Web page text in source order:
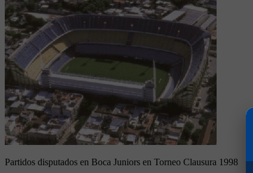
Partidos disputados en Boca Juniors en Torneo Clausura 1998